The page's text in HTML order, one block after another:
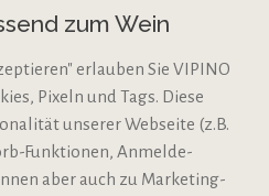
zum Wein
erlauben Sie VIPINO
Pixeln und Tags. Diese
unserer Webseite (z.B.
Funktionen, Anmelde-
aber auch zu Marketing-